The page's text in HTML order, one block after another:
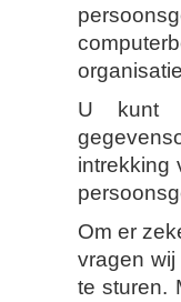
U kunt
intrekking
Om er
vragen
te sturen.